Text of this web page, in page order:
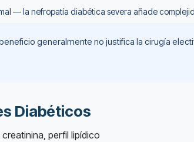
— la nefropatía diabética severa añade
generalmente no justifica la cirugía
Diabéticos
perfil lipídico